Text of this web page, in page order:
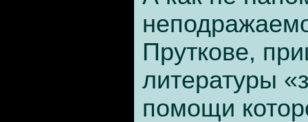
Пруткове,
литературы
помощи